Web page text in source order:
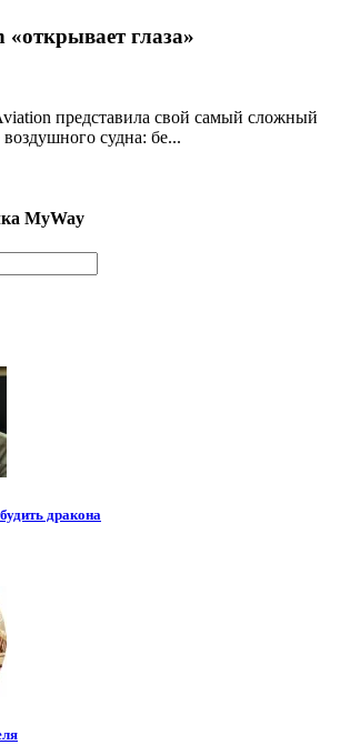
глаза»
представила свой самый сложный
судна: бе...
MyWay
дракона